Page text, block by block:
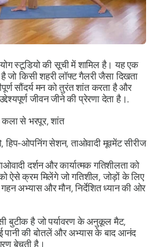
स्टूडियो की सूची में शामिल है। यह एक
जो किसी शहरी लॉफ्ट गैलरी जैसा दिखता
सौंदर्य मन को तुरंत शांत करता है और
जीवन जीने की प्रेरणा देता है।.
कला से भरपूर, शांत
ओपनिंग सेशन, ताओवादी मूवमेंट सीरीज
दर्शन और कार्यात्मक गतिशीलता को
ऐसे क्रम मिलेंगे जो गतिशील, जोड़ों के लिए
अभ्यास और मौन, निर्देशित ध्यान की ओर
बुटीक है जो पर्यावरण के अनुकूल मैट,
पानी की बोतलें और अभ्यास के बाद आनंद
बेचती है।